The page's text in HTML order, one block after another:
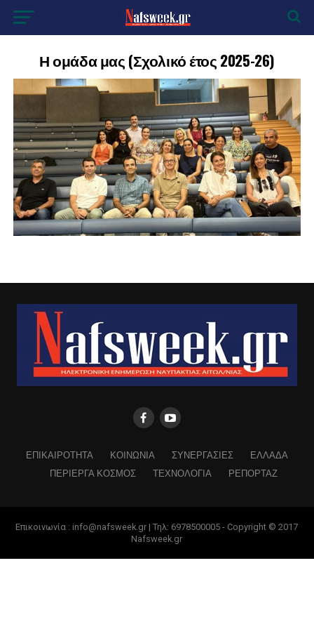
Η ομάδα μας (Σχολικό έτος 2025-26)
ΕΠΙΚΑΙΡΟΤΗΤΑ ΚΟΙΝΩΝΙΑ ΣΥΝΕΡΓΑΣΙΕΣ
ΕΛΛΑΔΑ
ΠΕΡΙΕΡΓΑ ΚΟΣΜΟΣ
ΤΕΧΝΟΛΟΓΙΑ ΡΕΠΟΡΤΑΖ
Επικοινωνία : info@nafsweek.gr | Τηλ: 6978500005 - Copyright © 2017
Nafsweek.gr